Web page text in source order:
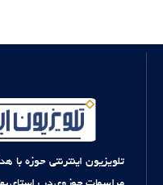
تلویزیون اینترنتی حوزه